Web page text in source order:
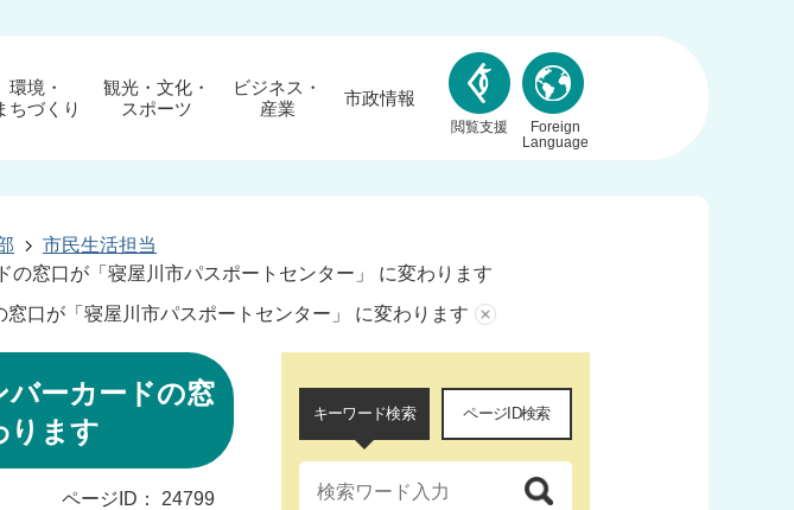
環境・
ちづくり
観光・文化・
スポーツ
ビジネス・
産業
市政情報
閲覧支援
Foreign
Language
市民生活担当
窓口が「寝屋川市パスポートセンター」 に変わります
口が「寝屋川市パスポートセンター」 に変わります
バーカードの窓
ります
ページID：
24799
キーワード検索 ページID検索